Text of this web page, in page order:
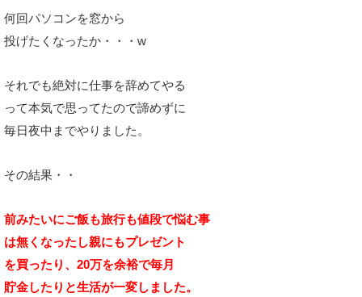
何回パソコンを窓から
投げたくなったか・・・w
それでも絶対に仕事を辞めてやる
って本気で思ってたので諦めずに
毎日夜中までやりました。
その結果・・
前みたいにご飯も旅行も値段で悩む事
は無くなったし親にもプレゼント
を買ったり、20万を余裕で毎月
貯金したりと生活が一変しました。